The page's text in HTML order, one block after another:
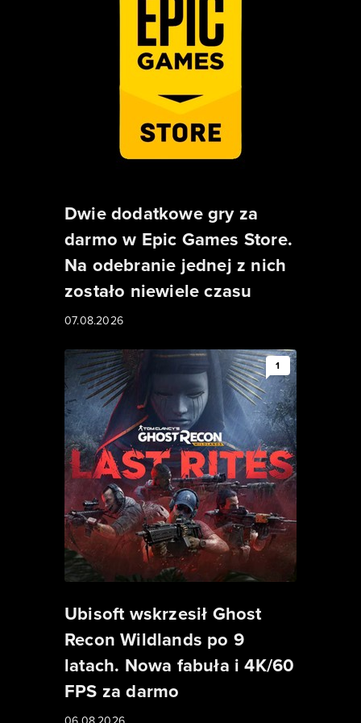
Dwie dodatkowe gry za
darmo w Epic Games Store.
Na odebranie jednej z nich
zostało niewiele czasu
07.08.2026
1
Ubisoft wskrzesił Ghost
Recon Wildlands po 9
latach. Nowa fabuła i 4K/60
FPS za darmo